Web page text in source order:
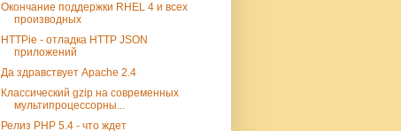
Окончание поддержки RHEL 4 и всех
производных
HTTPie - отладка HTTP JSON
приложений
Да здравствует Apache 2.4
Классический gzip на современных
мультипроцессорны...
Релиз PHP 5.4 - что ждет